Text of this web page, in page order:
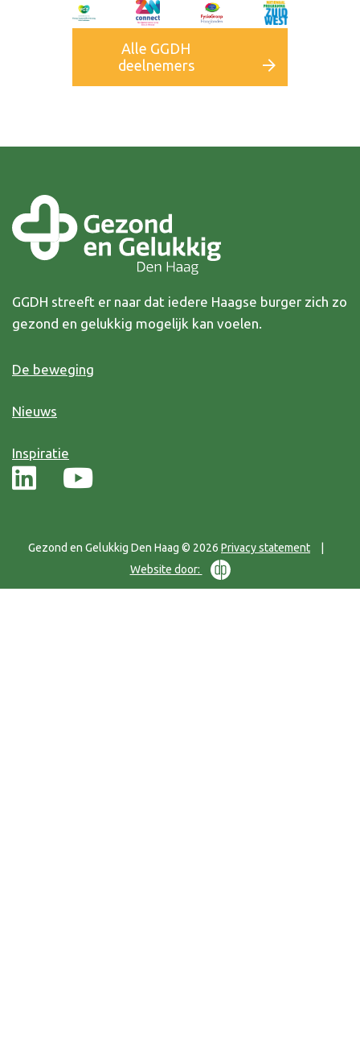
Alle GGDH
deelnemers
GGDH streeft er naar dat iedere Haagse burger zich zo
gezond en gelukkig mogelijk kan voelen.
De beweging
Nieuws
Inspiratie
Gezond en Gelukkig Den Haag © 2026 Privacy statement
|
Website door: